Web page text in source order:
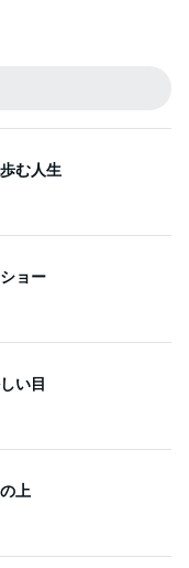
む人生
ョー
い目
上